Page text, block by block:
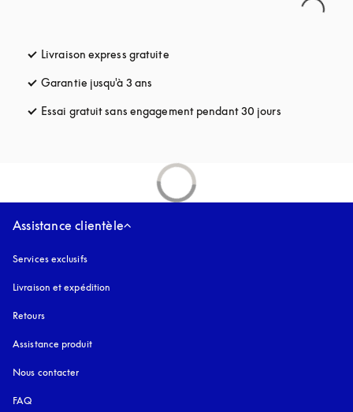
Livraison express gratuite
Garantie jusqu'à 3 ans
Essai gratuit sans engagement pendant 30 jours
Assistance clientèle
Services exclusifs
Livraison et expédition
Retours
Assistance produit
Nous contacter
FAQ